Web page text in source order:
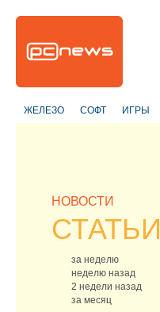
ЖЕЛЕЗО СОФТ ИГРЫ
НОВОСТИ
СТАТЬИ
за неделю
неделю назад
2 недели назад
за месяц